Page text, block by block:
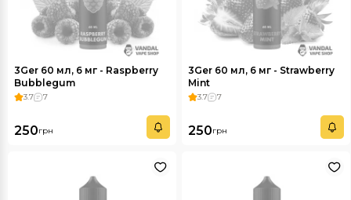
3Ger 60 мл, 6 мг - Raspberry
Bubblegum
3.7 7
250грн
3Ger 60 мл, 6 мг - Strawberry
Mint
3.7 7
250грн